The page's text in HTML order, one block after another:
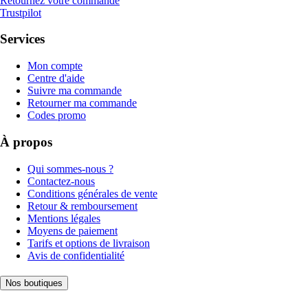
Trustpilot
Services
Mon compte
Centre d'aide
Suivre ma commande
Retourner ma commande
Codes promo
À propos
Qui sommes-nous ?
Contactez-nous
Conditions générales de vente
Retour & remboursement
Mentions légales
Moyens de paiement
Tarifs et options de livraison
Avis de confidentialité
Nos boutiques